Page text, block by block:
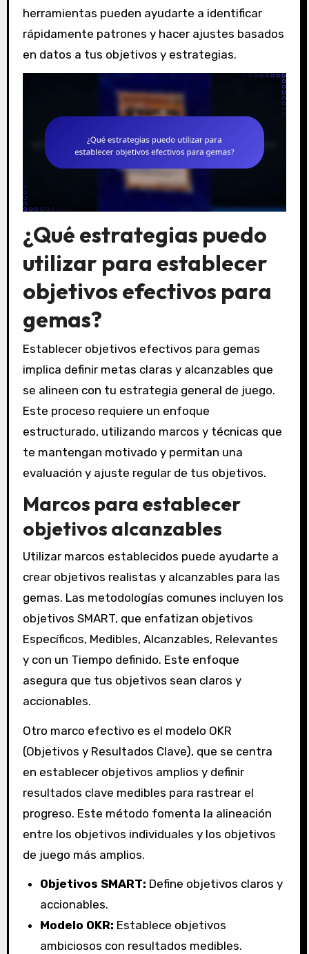
herramientas pueden ayudarte a identificar
rápidamente patrones y hacer ajustes basados
en datos a tus objetivos y estrategias.
¿Qué estrategias puedo
utilizar para establecer
objetivos efectivos para
gemas?
Establecer objetivos efectivos para gemas
implica definir metas claras y alcanzables que
se alineen con tu estrategia general de juego.
Este proceso requiere un enfoque
estructurado, utilizando marcos y técnicas que
te mantengan motivado y permitan una
evaluación y ajuste regular de tus objetivos.
Marcos para establecer
objetivos alcanzables
Utilizar marcos establecidos puede ayudarte a
crear objetivos realistas y alcanzables para las
gemas. Las metodologías comunes incluyen los
objetivos SMART, que enfatizan objetivos
Específicos, Medibles, Alcanzables, Relevantes
y con un Tiempo definido. Este enfoque
asegura que tus objetivos sean claros y
accionables.
Otro marco efectivo es el modelo OKR
(Objetivos y Resultados Clave), que se centra
en establecer objetivos amplios y definir
resultados clave medibles para rastrear el
progreso. Este método fomenta la alineación
entre los objetivos individuales y los objetivos
de juego más amplios.
Objetivos SMART: Define objetivos claros y
accionables.
Modelo OKR: Establece objetivos
ambiciosos con resultados medibles.